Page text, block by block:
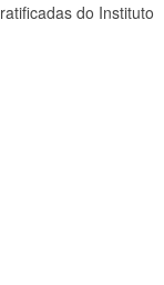
do Instituto